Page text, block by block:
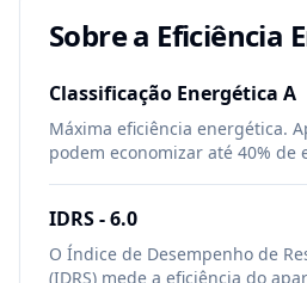
Sobre a Eficiência
Classificação Energética A
Máxima eficiência energética.
podem economizar até 40% de
IDRS -6.0
O Índice de Desempenho de
(IDRS) mede a eficiência do